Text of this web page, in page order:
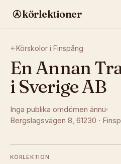
körlektioner
Körskolor i Finspång
En Annan
i Sverige AB
Inga publika omdömen ännu
Bergslagsvägen 8, 61230 ·
KÖRLEKTION